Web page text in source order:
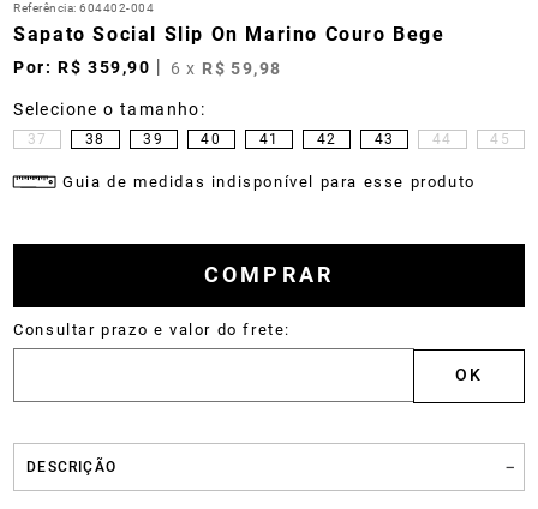
Referência:604402-004
Sapato Social Slip On Marino Couro Bege
R$ 359,90 6 x R$ 59,98
37 38 39 40 41 42 43 44 45
Guia de medidas indisponível para esse produto
COMPRAR
DESCRIÇÃO